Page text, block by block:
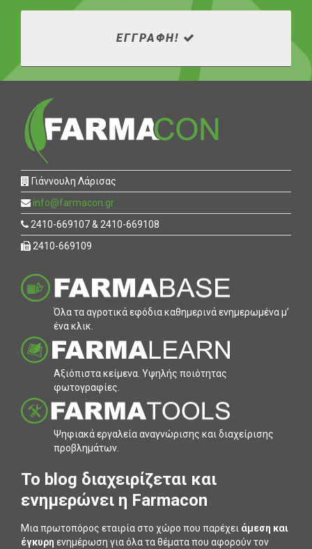
ΕΓΓΡΑΦΗ!
Γιάννουλη Λάρισας
info@farmacon.gr
2410-669107 & 2410-669108
2410-669109
Όλα τα αγροτικά εφόδια καθηµερινά ενηµερωµένα µ’
ένα κλικ.
Αξιόπιστα κείµενα. Υψηλής ποιότητας
φωτογραφίες.
Ψηφιακά εργαλεία αναγνώρισης και διαχείρισης
προβληµάτων.
To blog διαχειρίζεται και
ενημερώνει η Farmacon
Μια πρωτοπόρος εταιρία στο χώρο που παρέχει άμεση και
έγκυρη ενημέρωση για όλα τα θέματα που αφορούν τον